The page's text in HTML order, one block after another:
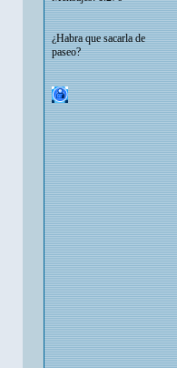
¿Habra que sacarla de
paseo?